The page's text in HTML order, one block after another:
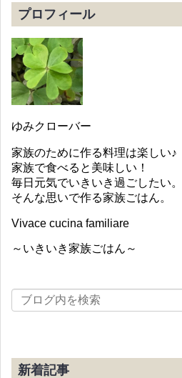
プロフィール
ゆみクローバー
家族のために作る料理は楽しい♪
家族で食べると美味しい！
毎日元気でいきいき過ごしたい。
そんな思いで作る家族ごはん。
Vivace cucina familiare
～いきいき家族ごはん～
新着記事